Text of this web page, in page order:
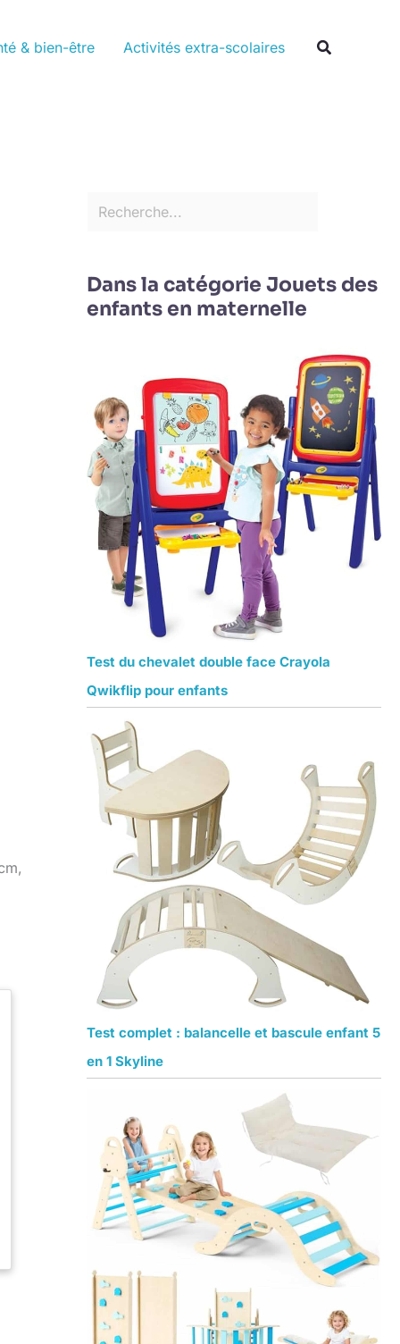
& bien-être Activités extra-scolaires
Dans la catégorie Jouets des
enfants en maternelle
Test du chevalet double face Crayola
Qwikflip pour enfants
Test complet : balancelle et bascule enfant 5
en 1 Skyline